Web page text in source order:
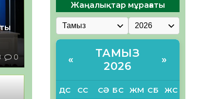
0
Жаңалықтар мұрағаты
«
ТАМЫЗ
2026
»
ДС СС СӘ БС ЖМ СБ ЖС